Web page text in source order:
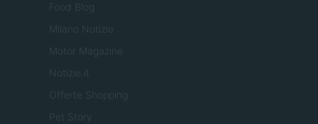
Food Blog
Milano Notizie
Motor Magazine
Notizie.it
Offerte Shopping
Pet Story